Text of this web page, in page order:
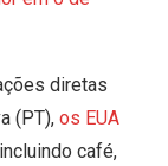
diretas
(PT), os EUA
café,